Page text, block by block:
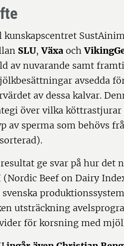
SLU,Växa och
av nuvarande samt
avsedda
av dessa kalvar.
över vilka köttrastjurar
sperma som behövs
ge svar på hur det
(Nordic Beef on Dairy
utsträckning
för korsning med